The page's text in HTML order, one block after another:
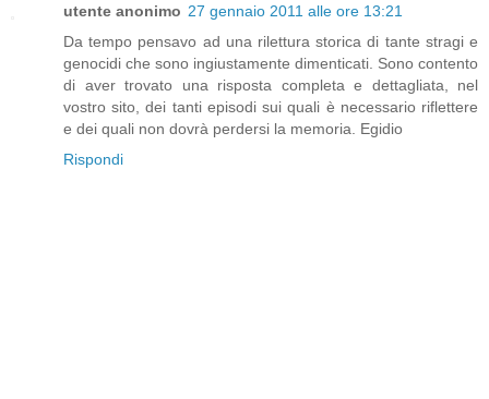
utente anonimo 27 gennaio 2011 alle ore 13:21
Da tempo pensavo ad una rilettura storica di tante stragi e
genocidi che sono ingiustamente dimenticati. Sono contento
di aver trovato una risposta completa e dettagliata, nel
vostro sito, dei tanti episodi sui quali è necessario riflettere
e dei quali non dovrà perdersi la memoria. Egidio
Rispondi